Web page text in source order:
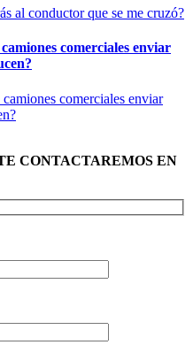
comerciales enviar
CONTACTAREMOS EN